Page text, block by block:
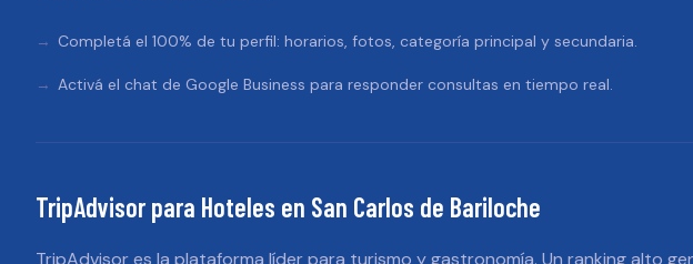
Completá el 100% de tu perfil: horarios, fotos, categoría principal y secundaria.
Activá el chat de Google Business para responder consultas en tiempo real.
TripAdvisor para Hoteles en San Carlos de Bariloche
TripAdvisor es la plataforma líder para turismo y gastronomía. Un ranking alto